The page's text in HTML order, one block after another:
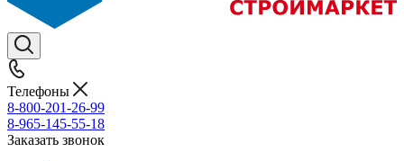
Телефоны
8-800-201-26-99
8-965-145-55-18
Заказать звонок